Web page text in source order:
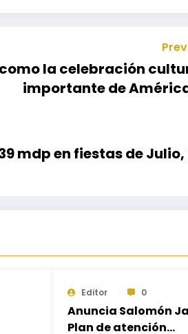
la celebración
importante de
mdp en fiestas de Julio,
Editor 0
Anuncia Salomón
Plan de atención